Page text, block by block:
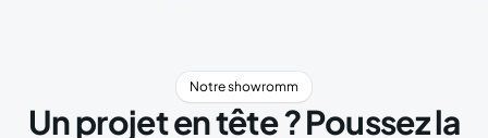
Notre showromm
Un projet en tête ? Poussez la